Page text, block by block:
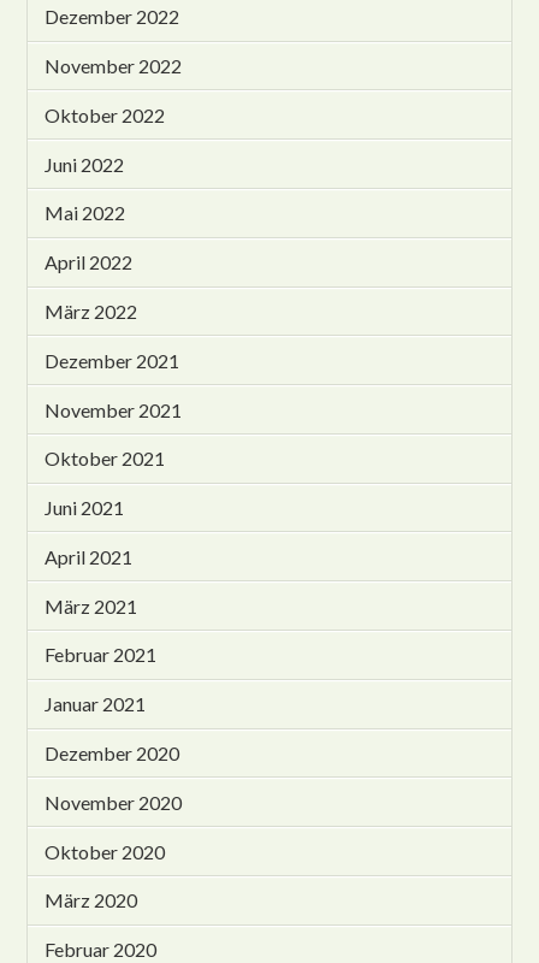
Dezember 2022
November 2022
Oktober 2022
Juni 2022
Mai 2022
April 2022
März 2022
Dezember 2021
November 2021
Oktober 2021
Juni 2021
April 2021
März 2021
Februar 2021
Januar 2021
Dezember 2020
November 2020
Oktober 2020
März 2020
Februar 2020